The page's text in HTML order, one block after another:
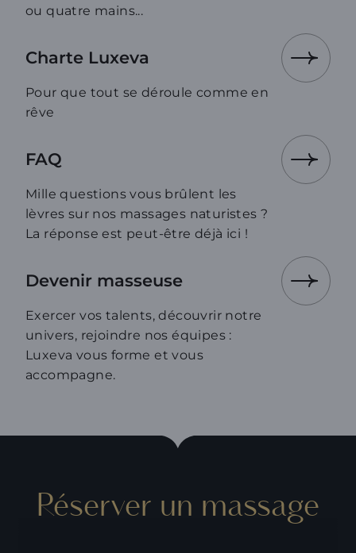
ou quatre mains...
Charte Luxeva
Pour que tout se déroule comme en
rêve
FAQ
Mille questions vous brûlent les
lèvres sur nos massages naturistes ?
La réponse est peut-être déjà ici !
Devenir masseuse
Exercer vos talents, découvrir notre
univers, rejoindre nos équipes :
Luxeva vous forme et vous
accompagne.
Réserver un massage